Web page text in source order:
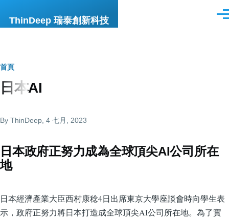
ThinDeep 瑞泰創新科技
選
導
航
結
首頁
日本AI
By ThinDeep , 4 七月, 2023
日本政府正努力成為全球頂尖AI公司所在
地
日本經濟產業大臣西村康稔4日出席東京大學座談會時向學生表
示，政府正努力將日本打造成全球頂尖AI公司所在地。為了實